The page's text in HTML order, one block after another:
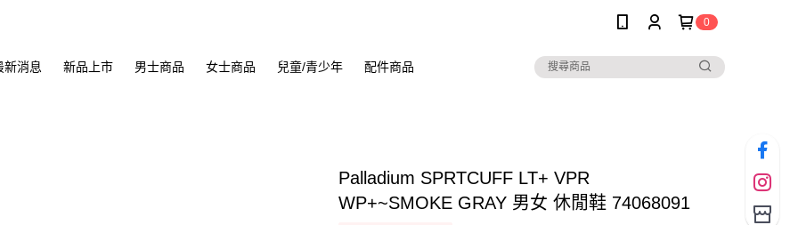
0
新消息 新品上市 男士商品 女士商品 兒童/青少年 配件商品
Palladium SPRTCUFF LT+ VPR
WP+~SMOKE GRAY 男女 休閒鞋 74068091